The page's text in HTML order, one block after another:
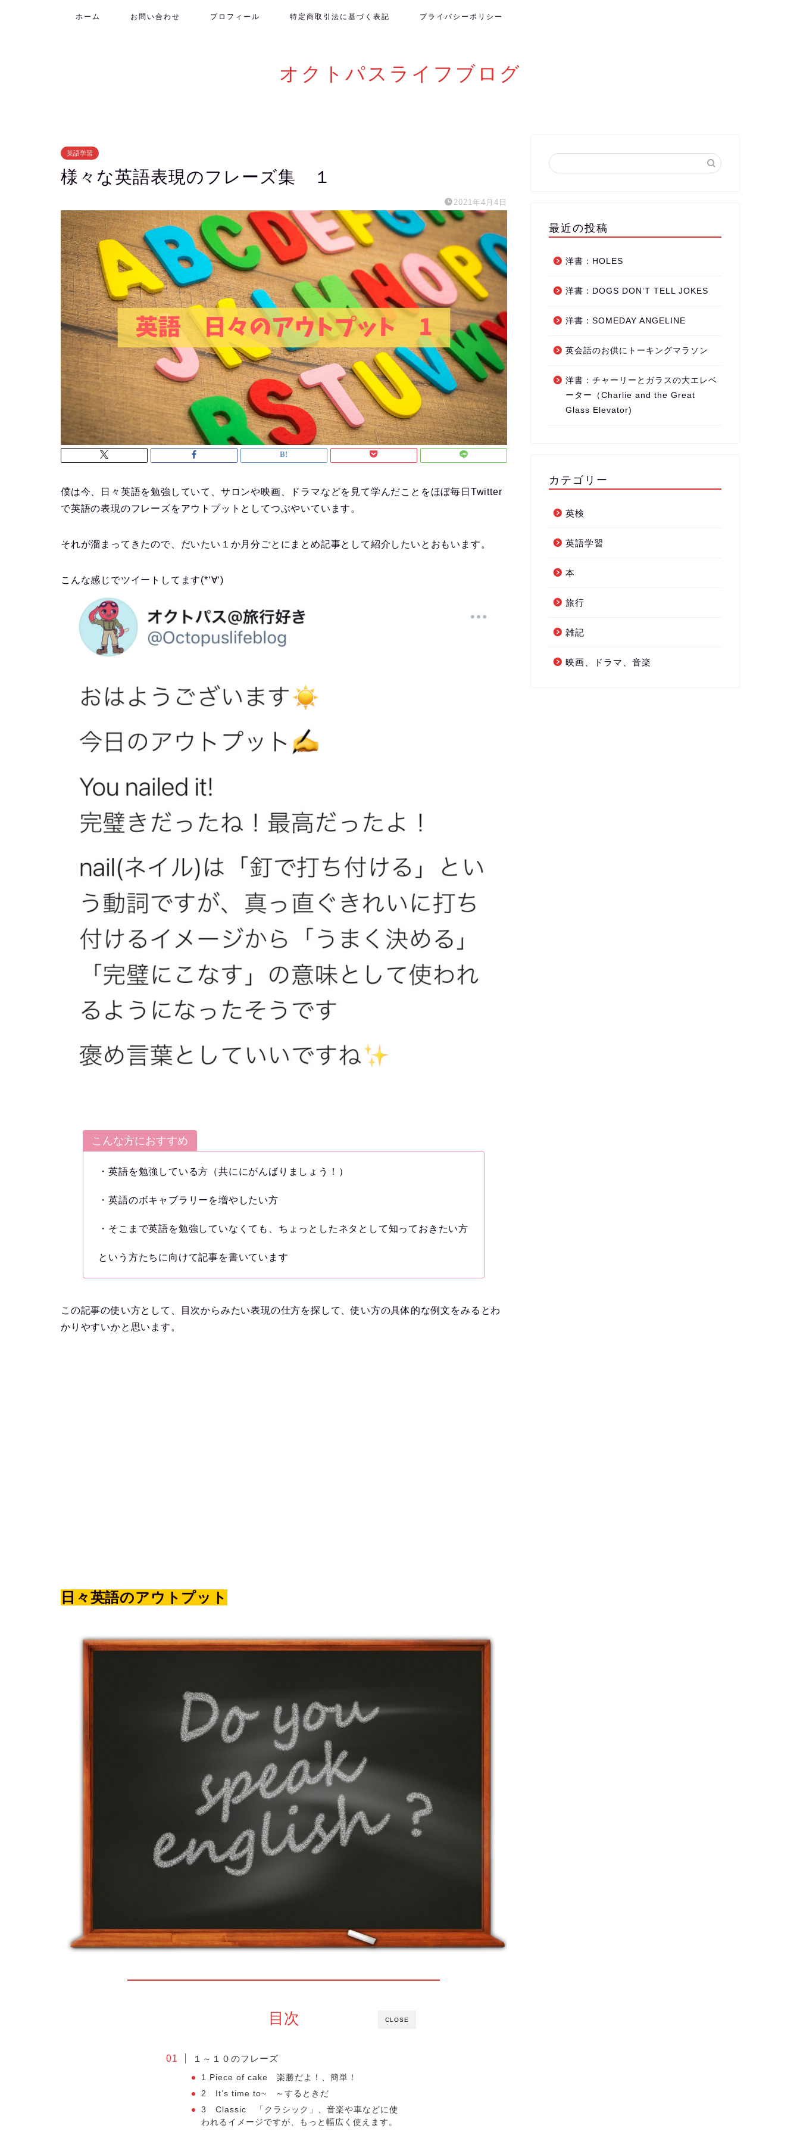
ホーム お問い合わせ プロフィール 特定商取引法に基づく表記 プライバシーポリシー
オクトパスライフブログ
英語学習
様々な英語表現のフレーズ集 １
2021年4月4日
僕は今、日々英語を勉強していて、サロンや映画、ドラマなどを見て学んだことをほぼ毎日Twitter
で英語の表現のフレーズをアウトプットとしてつぶやいています。
それが溜まってきたので、だいたい１か月分ごとにまとめ記事として紹介したいとおもいます。
こんな感じでツイートしてます(*‘∀‘)
こんな方におすすめ
・英語を勉強している方（共ににがんばりましょう！）
・英語のボキャブラリーを増やしたい方
・そこまで英語を勉強していなくても、ちょっとしたネタとして知っておきたい方
という方たちに向けて記事を書いています
この記事の使い方として、目次からみたい表現の仕方を探して、使い方の具体的な例文をみるとわ
かりやすいかと思います。
日々英語のアウトプット
CLOSE
目次
１～１０のフレーズ
1 Piece of cake 楽勝だよ！、簡単！
2 It’s time to~ ～するときだ
3 Classic 「クラシック」、音楽や車などに使
われるイメージですが、もっと幅広く使えます。
最近の投稿
洋書：HOLES
洋書：DOGS DON’T TELL JOKES
洋書：SOMEDAY ANGELINE
英会話のお供にトーキングマラソン
洋書：チャーリーとガラスの大エレベ
ーター（Charlie and the Great
Glass Elevator)
カテゴリー
英検
英語学習
本
旅行
雑記
映画、ドラマ、音楽